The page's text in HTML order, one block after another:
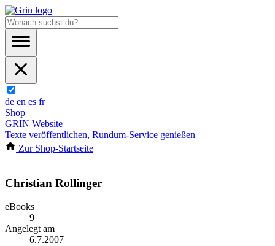
de en es fr
Shop
GRIN Website
Texte veröffentlichen, Rundum-Service genießen
Zur Shop-Startseite
Christian Rollinger
eBooks
9
Angelegt am
6.7.2007